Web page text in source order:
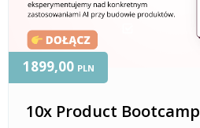
10x Product Bootcamp
1899,00 PLN